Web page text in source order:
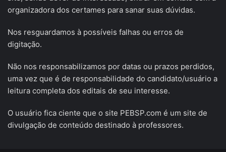
organizadora dos certames para sanar suas dúvidas.
Nos resguardamos à possíveis falhas ou erros de
digitação.
Não nos responsabilizamos por datas ou prazos perdidos,
uma vez que é de responsabilidade do candidato/usuário a
leitura completa dos editais de seu interesse.
O usuário fica ciente que o site PEBSP.com é um site de
divulgação de conteúdo destinado à professores.